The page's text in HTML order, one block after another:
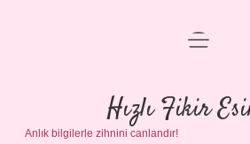
Anasayfa
Gizlilik Politikası
Yasal Uyarı
menüyü
Hızlı Fikir
Anlık bilgilerle zihnini canlandır!